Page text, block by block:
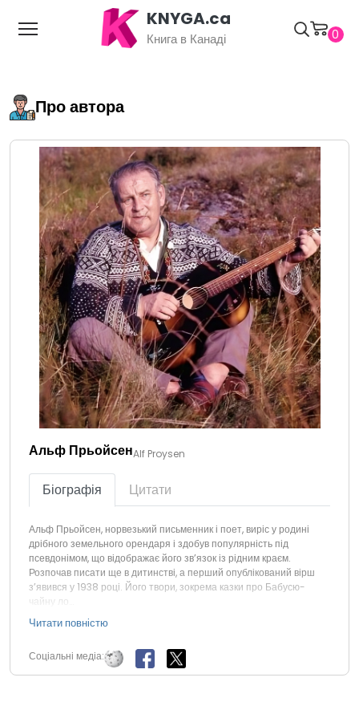
KNYGA.ca
Книга в Канаді 0
Про автора
Альф ПрьойсенAlf Proysen
Біографія Цитати
Альф Прьойсен, норвезький письменник і поет, виріс у родині
дрібного земельного орендаря і здобув популярність під
псевдонімом, що відображає його зв’язок із рідним краєм.
Розпочав писати ще в дитинстві, а перший опублікований вірш
з’явився у 1938 році. Його твори, зокрема казки про Бабусю-
чайну ло…
Читати повністю
Соціальні медіа: